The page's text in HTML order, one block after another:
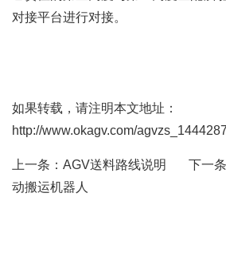
对接平台进行对接。
如果转载，请注明本文地址：
http://www.okagv.com/
上一条： AGV送料路线说明 下一条
动搬运机器人